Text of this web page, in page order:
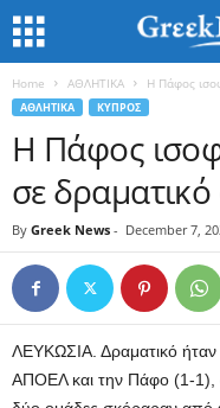
Home ΑΘΛΗΤΙΚΑ Η Πάφος
ΑΘΛΗΤΙΚΑ ΚΥΠΡΟΣ
Η Πάφος
σε
By Greek News - December 7,
ΛΕΥΚΩΣΙΑ. Δραματικό
ΑΠΟΕΛ και την Πάφο (1-1),